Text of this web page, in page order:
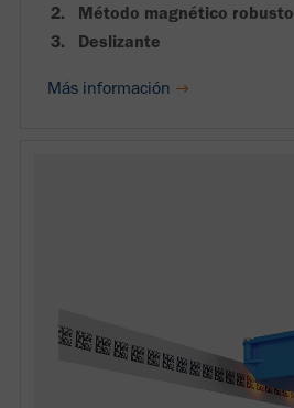
Método magnético robusto
Deslizante
Más información